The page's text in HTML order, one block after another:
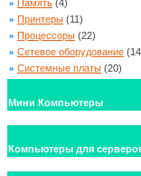
» Память (4)
» Принтеры (11)
» Процессоры (22)
» Сетевое оборудование
» Системные платы (20)
Мини Компьютеры
Компьютеры для